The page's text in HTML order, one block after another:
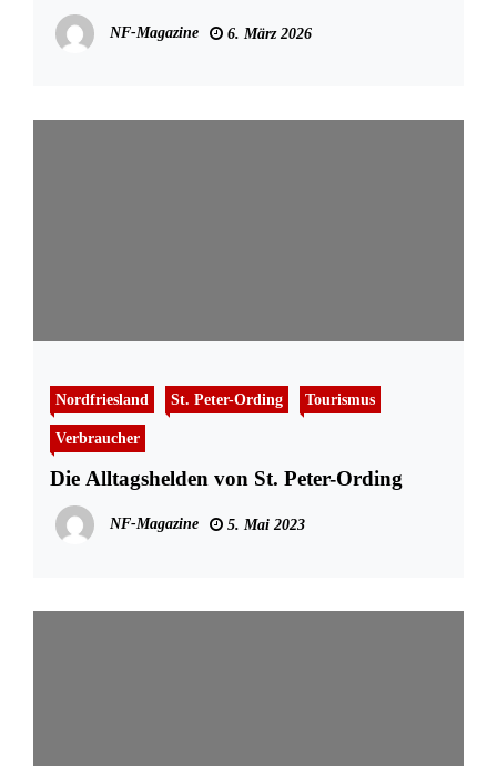
braucht allerhöchste Priorität“
NF-Magazine 6. März 2026
Nordfriesland St. Peter-Ording Tourismus
Verbraucher
Die Alltagshelden von St. Peter-Ording
NF-Magazine 5. Mai 2023